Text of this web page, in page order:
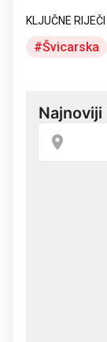
KLJUČNE RIJEČI
Švicarska